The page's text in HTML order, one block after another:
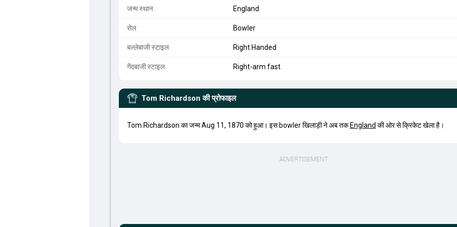
जन्म स्थान England
रोल Bowler
बल्लेबाजी स्टाइल Right Handed
गेंदबाजी स्टाइल Right-arm fast
Tom Richardson की प्रोफाइल
Tom Richardson का जन्म Aug 11, 1870 को हुआ। इस bowler खिलाड़ी ने अब तक England की ओर से क्रिकेट खेला है।